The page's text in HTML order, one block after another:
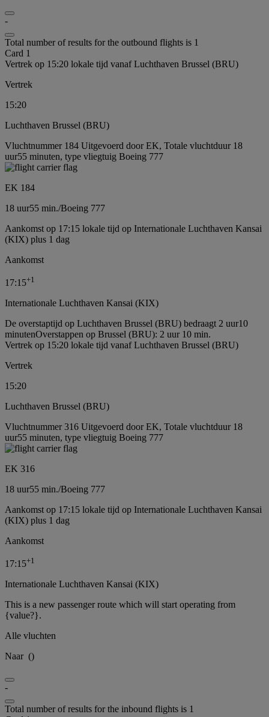
-
Total number of results for the outbound flights is 1
Card 1
Vertrek op 15:20 lokale tijd vanaf Luchthaven Brussel (BRU)
Vertrek
15:20
Luchthaven Brussel (BRU)
Vluchtnummer 184 Uitgevoerd door EK, Totale vluchtduur 18
uur55 minuten, type vliegtuig Boeing 777
EK 184
18 uur55 min./Boeing 777
Aankomst op 17:15 lokale tijd op Internationale Luchthaven Kansai
(KIX) plus 1 dag
Aankomst
17:15+1
Internationale Luchthaven Kansai (KIX)
De overstaptijd op Luchthaven Brussel (BRU) bedraagt 2 uur10
minutenOverstappen op Brussel (BRU): 2 uur 10 min.
Vertrek op 15:20 lokale tijd vanaf Luchthaven Brussel (BRU)
Vertrek
15:20
Luchthaven Brussel (BRU)
Vluchtnummer 316 Uitgevoerd door EK, Totale vluchtduur 18
uur55 minuten, type vliegtuig Boeing 777
EK 316
18 uur55 min./Boeing 777
Aankomst op 17:15 lokale tijd op Internationale Luchthaven Kansai
(KIX) plus 1 dag
Aankomst
17:15+1
Internationale Luchthaven Kansai (KIX)
This is a new passenger route which will start operating from
{value?}.
Alle vluchten
Naar ()
-
Total number of results for the inbound flights is 1